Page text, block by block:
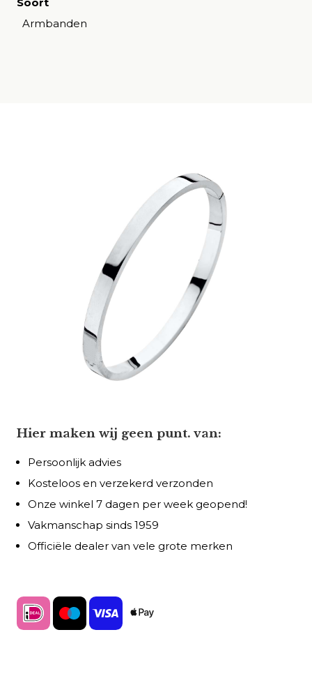
Armbanden
Hier maken wij geen punt. van:
Persoonlijk advies
Kosteloos en verzekerd verzonden
Onze winkel 7 dagen per week geopend!
Vakmanschap sinds 1959
Officiële dealer van vele grote merken